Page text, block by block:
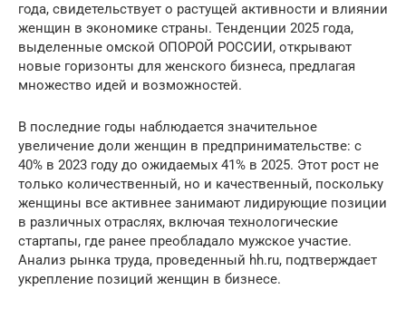
года, свидетельствует о растущей активности и влиянии
женщин в экономике страны. Тенденции 2025 года,
выделенные омской ОПОРОЙ РОССИИ, открывают
новые горизонты для женского бизнеса, предлагая
множество идей и возможностей.
В последние годы наблюдается значительное
увеличение доли женщин в предпринимательстве: с
40% в 2023 году до ожидаемых 41% в 2025. Этот рост не
только количественный, но и качественный, поскольку
женщины все активнее занимают лидирующие позиции
в различных отраслях, включая технологические
стартапы, где ранее преобладало мужское участие.
Анализ рынка труда, проведенный hh.ru, подтверждает
укрепление позиций женщин в бизнесе.